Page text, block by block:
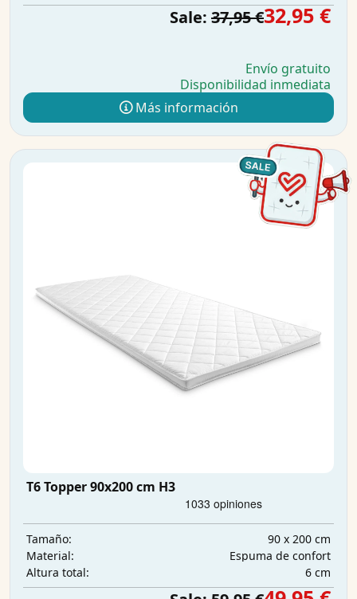
Sale: 37,95 €32,95 €
Envío gratuito
Disponibilidad inmediata
Más información
T6 Topper 90x200 cm H3
Tamaño:
90 x 200 cm
Material:
Espuma de confort
Altura total:
6 cm